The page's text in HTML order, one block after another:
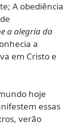
A obediência
a alegria da
a
em Cristo e
hoje
essas
verão